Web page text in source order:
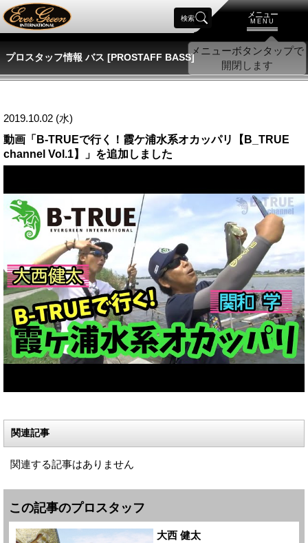
メニュー
MENU
検索
プロスタッフ情報 バス [PROSTAFF BASS]
2019.10.02 (水)
動画「B-TRUEで行く！霞ケ浦水系オカッパリ【B_TRUE
channel Vol.1】」を追加しました
関連記事
関連する記事はありません
この記事のプロスタッフ
大西 健太